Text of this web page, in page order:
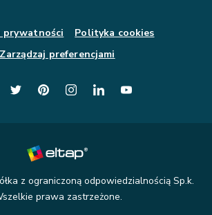
prywatności
Polityka cookies
Zarządzaj preferencjami
z ograniczoną odpowiedzialnością Sp.k.
prawa zastrzeżone.